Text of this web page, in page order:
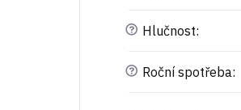
? Hlučnost:
? Roční spotřeba: